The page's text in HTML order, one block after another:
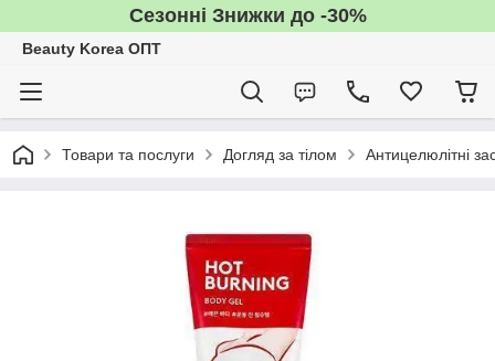
Сезонні Знижки до -30%
Beauty Korea ОПТ
Товари та послуги Догляд за тілом Антицелюлітні